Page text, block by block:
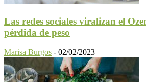
Las redes sociales viralizan el
pérdida de peso
Marisa Burgos - 02/02/2023